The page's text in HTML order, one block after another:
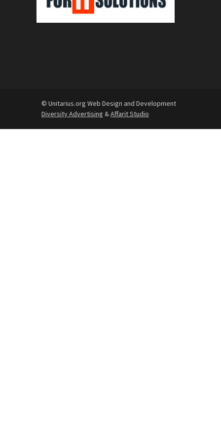
© Unitarius.org Web Design and Development
Diversity Advertising &Affarit Studio